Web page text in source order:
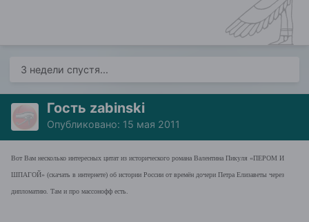
3 недели спустя...
Гость zabinski
Опубликовано: 15 мая 2011
Вот Вам несколько интересных цитат из исторического романа Валентина Пикуля «ПЕРОМ И
ШПАГОЙ» (скачать в интернете) об истории России от времён дочери Петра Елизаветы через
дипломатию. Там и про массонофф есть.